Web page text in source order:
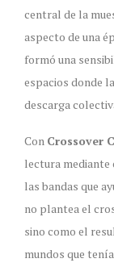
central de la
aspecto de una
formó una
espacios donde
descarga
Con Crossover
lectura mediante
las bandas que
no plantea el
sino como el
mundos que